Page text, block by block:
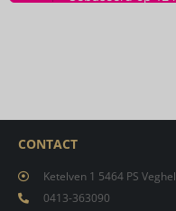
CONTACT
Ketelven 1 5464 PS Veghel
0413-363090